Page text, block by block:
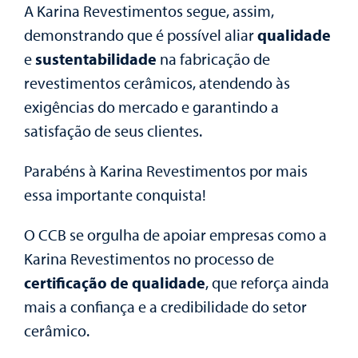
A Karina Revestimentos segue, assim,
demonstrando que é possível aliarqualidade
esustentabilidade na fabricação de
revestimentos cerâmicos, atendendo às
exigências do mercado e garantindo a
satisfação de seus clientes.
Parabéns à Karina Revestimentos por mais
essa importante conquista!
O CCB se orgulha de apoiar empresas como a
Karina Revestimentos no processo de
certificação de qualidade, que reforça ainda
mais a confiança e a credibilidade do setor
cerâmico.